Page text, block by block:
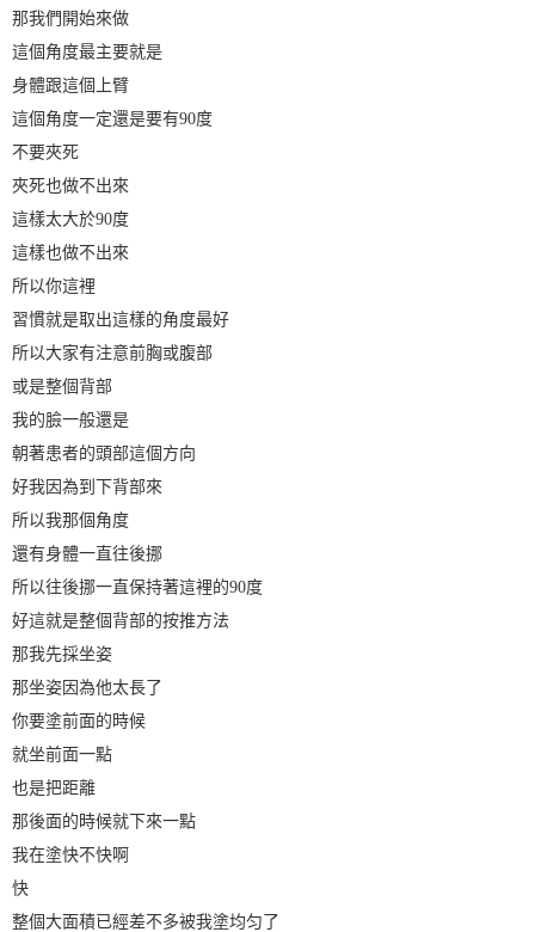
那我們開始來做
這個角度最主要就是
身體跟這個上臂
這個角度一定還是要有90度
不要夾死
夾死也做不出來
這樣太大於90度
這樣也做不出來
所以你這裡
習慣就是取出這樣的角度最好
所以大家有注意前胸或腹部
或是整個背部
我的臉一般還是
朝著患者的頭部這個方向
好我因為到下背部來
所以我那個角度
還有身體一直往後挪
所以往後挪一直保持著這裡的90度
好這就是整個背部的按推方法
那我先採坐姿
那坐姿因為他太長了
你要塗前面的時候
就坐前面一點
也是把距離
那後面的時候就下來一點
我在塗快不快啊
快
整個大面積已經差不多被我塗均匀了